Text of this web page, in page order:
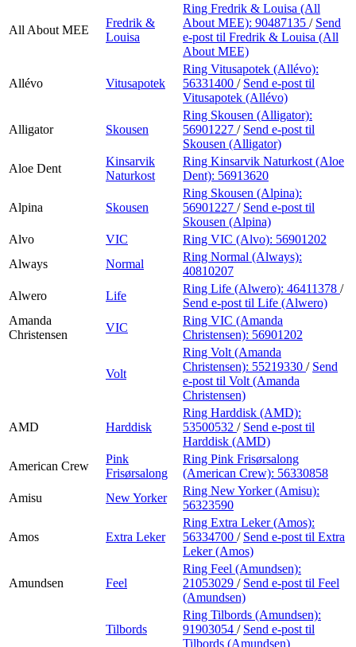
All About MEE
Fredrik &
Louisa
Ring Fredrik & Louisa (All
About MEE): 90487135 / Send
e-post til Fredrik & Louisa (All
About MEE)
Allévo Vitusapotek
Ring Vitusapotek (Allévo):
56331400 / Send e-post til
Vitusapotek (Allévo)
Alligator Skousen
Ring Skousen (Alligator):
56901227 / Send e-post til
Skousen (Alligator)
Aloe Dent
Kinsarvik
Naturkost
Ring Kinsarvik Naturkost (Aloe
Dent): 56913620
Alpina Skousen
Ring Skousen (Alpina):
56901227 / Send e-post til
Skousen (Alpina)
Alvo
VIC Ring VIC (Alvo): 56901202
Always
Normal
Ring Normal (Always):
40810207
Alwero
Life
Ring Life (Alwero): 46411378 /
Send e-post til Life (Alwero)
Amanda
Christensen
VIC
Ring VIC (Amanda
Christensen): 56901202
Volt
Ring Volt (Amanda
Christensen): 55219330 / Send
e-post til Volt (Amanda
Christensen)
AMD Harddisk
Ring Harddisk (AMD):
53500532 / Send e-post til
Harddisk (AMD)
American Crew
Pink
Frisørsalong
Ring Pink Frisørsalong
(American Crew): 56330858
Amisu
New Yorker
Ring New Yorker (Amisu):
56323590
Amos Extra Leker
Ring Extra Leker (Amos):
56334700 / Send e-post til Extra
Leker (Amos)
Amundsen Feel
Ring Feel (Amundsen):
21053029 / Send e-post til Feel
(Amundsen)
Tilbords
Ring Tilbords (Amundsen):
91903054 / Send e-post til
Tilbords (Amundsen)